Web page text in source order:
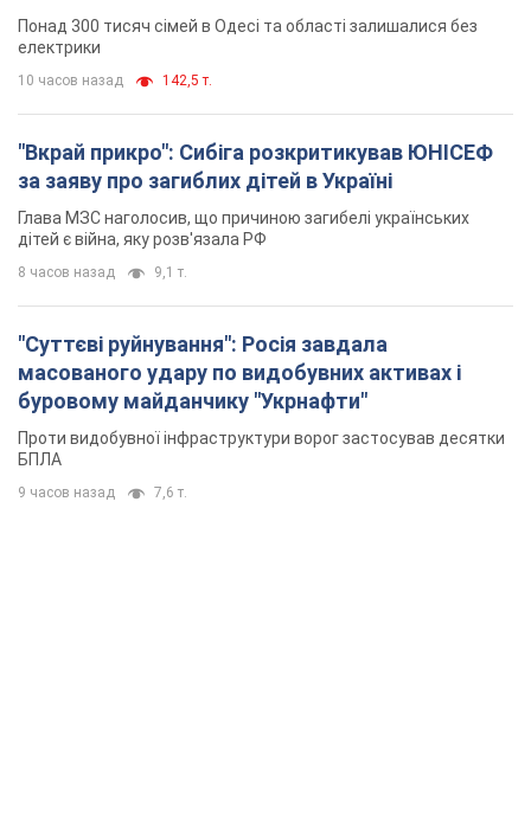
ворога. Відео
Понад 300 тисяч сімей в Одесі та області залишалися без
електрики
10 часов назад 142,5 т.
"Вкрай прикро": Сибіга розкритикував ЮНІСЕФ
за заяву про загиблих дітей в Україні
Глава МЗС наголосив, що причиною загибелі українських
дітей є війна, яку розв'язала РФ
8 часов назад 9,1 т.
"Суттєві руйнування": Росія завдала
масованого удару по видобувних активах і
буровому майданчику "Укрнафти"
Проти видобувної інфраструктури ворог застосував десятки
БПЛА
9 часов назад 7,6 т.